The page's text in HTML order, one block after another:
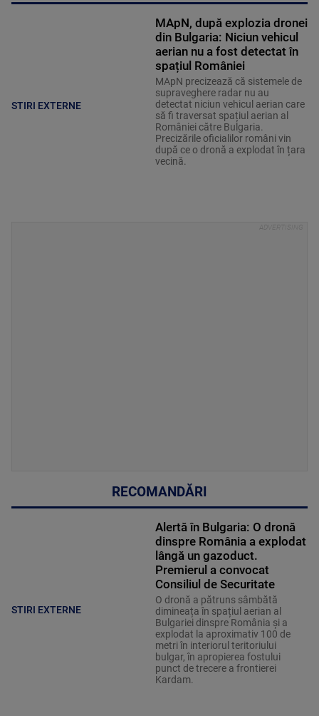
STIRI EXTERNE
MApN, după explozia dronei
din Bulgaria: Niciun vehicul
aerian nu a fost detectat în
spațiul României
MApN precizează că sistemele de
supraveghere radar nu au
detectat niciun vehicul aerian care
să fi traversat spațiul aerian al
României către Bulgaria.
Precizările oficialilor români vin
după ce o dronă a explodat în țara
vecină.
RECOMANDĂRI
STIRI EXTERNE
Alertă în Bulgaria: O dronă
dinspre România a explodat
lângă un gazoduct.
Premierul a convocat
Consiliul de Securitate
O dronă a pătruns sâmbătă
dimineața în spațiul aerian al
Bulgariei dinspre România și a
explodat la aproximativ 100 de
metri în interiorul teritoriului
bulgar, în apropierea fostului
punct de trecere a frontierei
Kardam.